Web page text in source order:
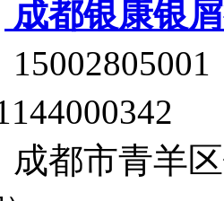
成都银康银
成都市青羊